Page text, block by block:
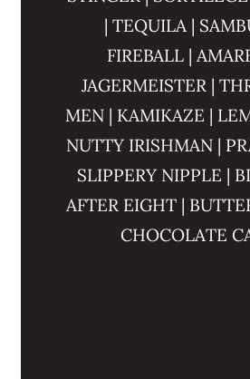
| TEQUILA |
FIREBALL |
JAGERMEISTER |
MEN | KAMIKAZE |
NUTTY IRISHMAN |
SLIPPERY NIPPLE |
AFTER EIGHT |
CHOCOLATE